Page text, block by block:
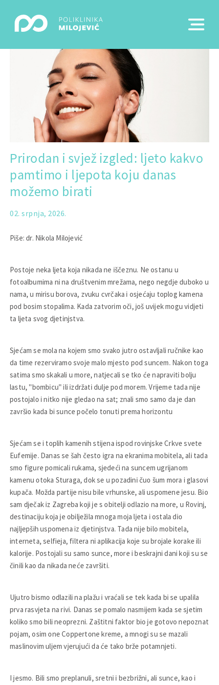
Prirodan i svjež izgled: ljeto kakvo
pamtimo i ljepota koju danas
možemo birati
02. srpnja, 2026.
Piše: dr. Nikola Milojević
Postoje neka ljeta koja nikada ne iščeznu. Ne ostanu u
fotoalbumima ni na društvenim mrežama, nego negdje duboko u
nama, u mirisu borova, zvuku cvrčaka i osjećaju toplog kamena
pod bosim stopalima. Kada zatvorim oči, još uvijek mogu vidjeti
ta ljeta svog djetinjstva.
Sjećam se mola na kojem smo svako jutro ostavljali ručnike kao
da time rezerviramo svoje malo mjesto pod suncem. Nakon toga
satima smo skakali u more, natjecali se tko će napraviti bolju
lastu, "bombicu" ili izdržati dulje pod morem. Vrijeme tada nije
postojalo i nitko nije gledao na sat; znali smo samo da je dan
završio kada bi sunce počelo tonuti prema horizontu
Sjećam se i toplih kamenih stijena ispod rovinjske Crkve svete
Eufemije. Danas se šah često igra na ekranima mobitela, ali tada
smo figure pomicali rukama, sjedeći na suncem ugrijanom
kamenu otoka Sturaga, dok se u pozadini čuo šum mora i glasovi
kupača. Možda partije nisu bile vrhunske, ali uspomene jesu. Bio
sam dječak iz Zagreba koji je s obitelji odlazio na more, u Rovinj,
destinaciju koja je obilježila mnoga moja ljeta i ostala dio
najljepših uspomena iz djetinjstva. Tada nije bilo mobitela,
interneta, selfieja, filtera ni aplikacija koje su brojale korake ili
kalorije. Postojali su samo sunce, more i beskrajni dani koji su se
činili kao da nikada neće završiti.
Ujutro bismo odlazili na plažu i vraćali se tek kada bi se upalila
prva rasvjeta na rivi. Danas se pomalo nasmijem kada se sjetim
koliko smo bili neoprezni. Zaštitni faktor bio je gotovo nepoznat
pojam, osim one Coppertone kreme, a mnogi su se mazali
maslinovim uljem vjerujući da će tako brže potamnjeti.
I jesmo. Bili smo preplanuli, sretni i bezbrižni, ali sunce, kao i